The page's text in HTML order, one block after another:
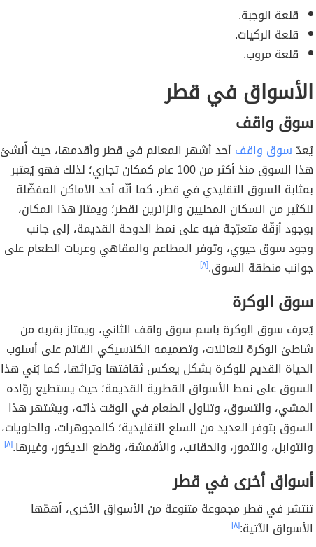
قلعة الوجبة.
قلعة الركيات.
قلعة مروب.
الأسواق في قطر
سوق واقف
يُعدّسوق واقف أحد أشهر المعالم في قطر وأقدمها، حيث أُنشئ
هذا السوق منذ أكثر من 100 عام كمكان تجاري؛ لذلك فهو يُعتبر
بمثابة السوق التقليدي في قطر، كما أنّه أحد الأماكن المفضّلة
للكثير من السكان المحليين والزائرين لقطر؛ ويمتاز هذا المكان،
بوجود أزقّة متعرّجة فيه على نمط الدوحة القديمة، إلى جانب
وجود سوق حيوي، وتوفر المطاعم والمقاهي وعربات الطعام على
جوانب منطقة السوق.[٨]
سوق الوكرة
يُعرف سوق الوكرة باسم سوق واقف الثاني، ويمتاز بقربه من
شاطئ الوكرة للعائلات، وتصميمه الكلاسيكي القائم على أسلوب
الحياة القديم للوكرة بشكل يعكس ثقافتها وتراثها، كما بُني هذا
السوق على نمط الأسواق القطرية القديمة؛ حيث يستطيع روّاده
المشي، والتسوق، وتناول الطعام في الوقت ذاته، ويشتهر هذا
السوق بتوفر العديد من السلع التقليدية؛ كالمجوهرات، والحلويات،
والتوابل، والتمور، والحقائب، والأقمشة، وقطع الديكور، وغيرها.[٨]
أسواق أخرى في قطر
تنتشر في قطر مجموعة متنوعة من الأسواق الأخرى، أهمّها
الأسواق الآتية:[٨]